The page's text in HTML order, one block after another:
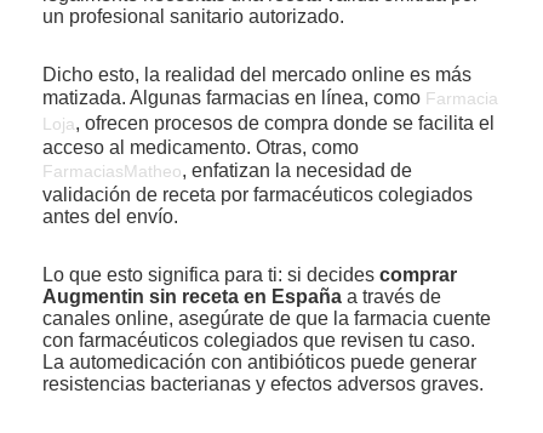
un profesional sanitario autorizado.
Dicho esto, la realidad del mercado online es más
matizada. Algunas farmacias en línea, como Farmacia
Loja, ofrecen procesos de compra donde se facilita el
acceso al medicamento. Otras, como
FarmaciasMatheo, enfatizan la necesidad de
validación de receta por farmacéuticos colegiados
antes del envío.
Lo que esto significa para ti: si decides comprar
Augmentin sin receta en España a través de
canales online, asegúrate de que la farmacia cuente
con farmacéuticos colegiados que revisen tu caso.
La automedicación con antibióticos puede generar
resistencias bacterianas y efectos adversos graves.